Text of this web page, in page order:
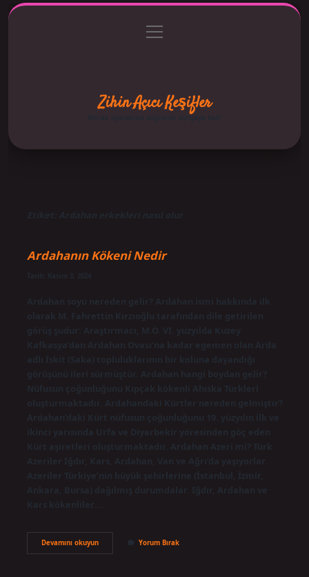
Gizlilik Politikası
menüyü
aç
Zihin Açıcı Keşifler
Merak uyandıran bilgilerle dünyaya bak!
Etiket: Ardahan erkekleri nasıl olur
Ardahanın Kökeni Nedir
Ardahan soyu nereden gelir? Ardahan ismi hakkında ilk
olarak M. Fahrettin Kırzıoğlu tarafından dile getirilen
görüş şudur: Araştırmacı, M.Ö. VI. yüzyılda Kuzey
Kafkasya’dan Ardahan Ovası’na kadar egemen olan Arda
adlı İskit (Saka) topluluklarının bir koluna dayandığı
görüşünü ileri sürmüştür. Ardahan hangi boydan gelir?
Nüfusun çoğunluğunu Kıpçak kökenli Ahıska Türkleri
oluşturmaktadır. Ardahandaki Kürtler nereden gelmiştir?
Ardahan’daki Kürt nüfusun çoğunluğunu 19. yüzyılın ilk ve
ikinci yarısında Urfa ve Diyarbekir yöresinden göç eden
Kürt aşiretleri oluşturmaktadır. Ardahan Azeri mi? Türk
Azeriler Iğdır, Kars, Ardahan, Van ve Ağrı’da yaşıyorlar.
Azeriler Türkiye’nin büyük şehirlerine (İstanbul, İzmir,
Ankara, Bursa) dağılmış durumdalar. Iğdır, Ardahan ve
Kars kökenliler.…
Devamını okuyunArdahanın
Kökeni
Yorum Bırak